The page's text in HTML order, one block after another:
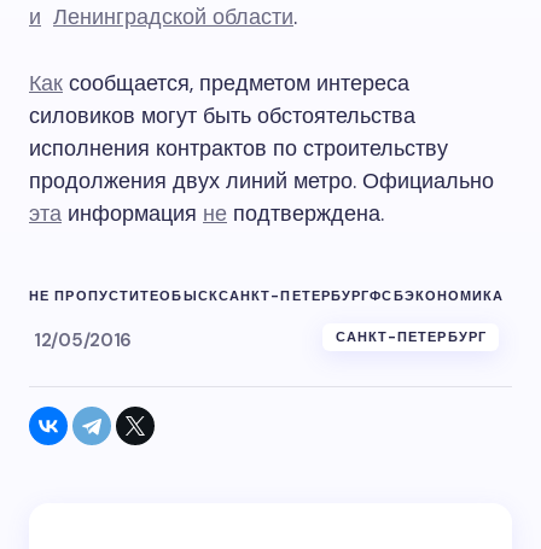
и Ленинградской области.
Как сообщается, предметом интереса
силовиков могут быть обстоятельства
исполнения контрактов по строительству
продолжения двух линий метро. Официально
эта информация не подтверждена.
НЕ ПРОПУСТИТЕОБЫСКСАНКТ-ПЕТЕРБУРГФСБЭКОНОМИКА
12/05/2016 САНКТ-ПЕТЕРБУРГ